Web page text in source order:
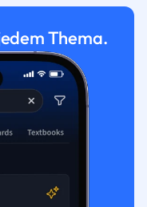
Thema.